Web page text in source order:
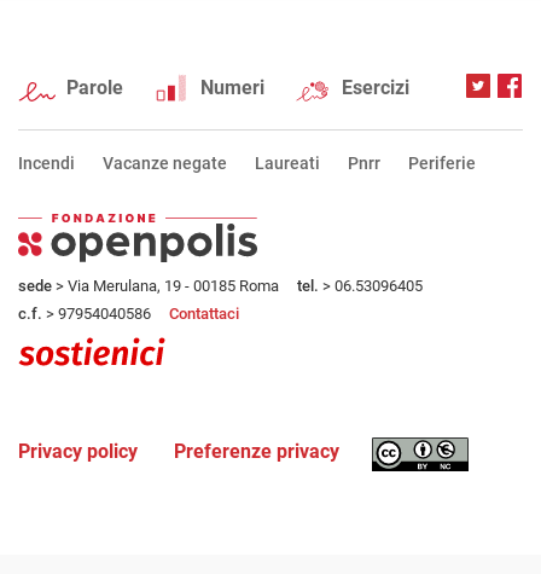
Parole Numeri Esercizi
Incendi Vacanze negate Laureati Pnrr Periferie
sede > Via Merulana, 19 - 00185 Roma tel. > 06.53096405
c.f. > 97954040586 Contattaci
Privacy policy Preferenze privacy